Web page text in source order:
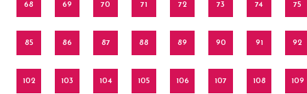
68 69 70 71 72 73 74 75
85 86 87 88 89 90 91 92
102 103 104 105 106 107 108 109